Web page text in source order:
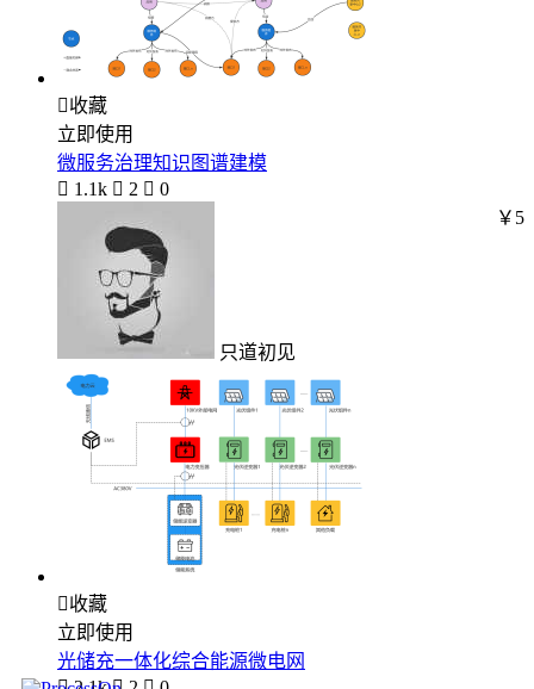
收藏
立即使用
微服务治理知识图谱建模
 1.1k  2  0
只道初见
￥5
收藏
立即使用
光储充一体化综合能源微电网